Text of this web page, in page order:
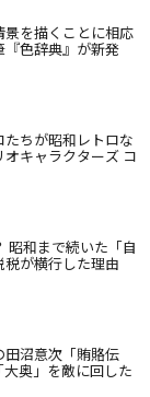
景を描くことに相応
『色辞典』が新発
ちが昭和レトロな
キャラクターズ コ
昭和まで続いた「自
が横行した理由
沼意次「賄賂伝
奥」を敵に回した